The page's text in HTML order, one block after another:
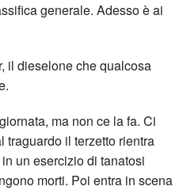
generale. Adesso è ai
il dieselone che qualcosa
ma non ce la fa. Ci
traguardo il terzetto rientra
un esercizio di tanatosi
morti. Poi entra in scena